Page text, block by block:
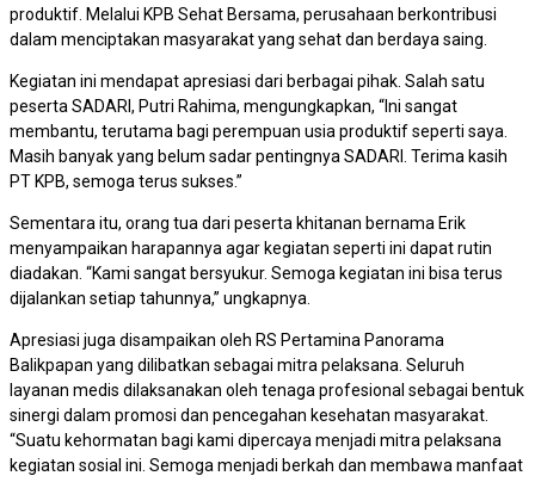
produktif. Melalui KPB Sehat Bersama, perusahaan berkontribusi
dalam menciptakan masyarakat yang sehat dan berdaya saing.
Kegiatan ini mendapat apresiasi dari berbagai pihak. Salah satu
peserta SADARI, Putri Rahima, mengungkapkan, “Ini sangat
membantu, terutama bagi perempuan usia produktif seperti saya.
Masih banyak yang belum sadar pentingnya SADARI. Terima kasih
PT KPB, semoga terus sukses.”
Sementara itu, orang tua dari peserta khitanan bernama Erik
menyampaikan harapannya agar kegiatan seperti ini dapat rutin
diadakan. “Kami sangat bersyukur. Semoga kegiatan ini bisa terus
dijalankan setiap tahunnya,” ungkapnya.
Apresiasi juga disampaikan oleh RS Pertamina Panorama
Balikpapan yang dilibatkan sebagai mitra pelaksana. Seluruh
layanan medis dilaksanakan oleh tenaga profesional sebagai bentuk
sinergi dalam promosi dan pencegahan kesehatan masyarakat.
“Suatu kehormatan bagi kami dipercaya menjadi mitra pelaksana
kegiatan sosial ini. Semoga menjadi berkah dan membawa manfaat